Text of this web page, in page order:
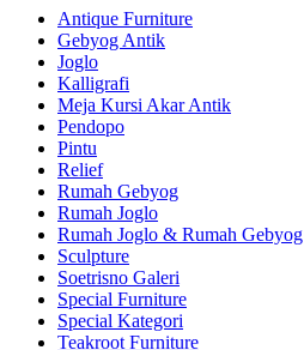
Antique Furniture
Gebyog Antik
Joglo
Kalligrafi
Meja Kursi Akar Antik
Pendopo
Pintu
Relief
Rumah Gebyog
Rumah Joglo
Rumah Joglo & Rumah Gebyog
Sculpture
Soetrisno Galeri
Special Furniture
Special Kategori
Teakroot Furniture